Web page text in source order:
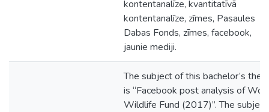
kontentanalīze, kvantitatīvā
kontentanalīze, zīmes, Pasaules
Dabas Fonds, zīmes, facebook,
jaunie mediji.
The subject of this bachelor’s
is “Facebook post analysis of
Wildlife Fund (2017)”. The subject